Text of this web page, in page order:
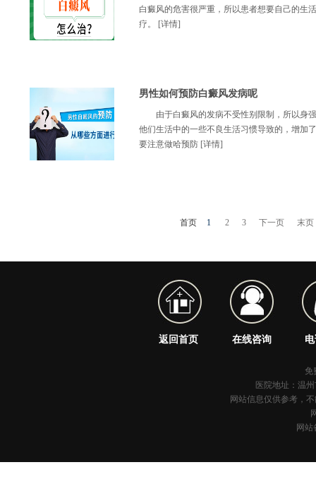
白癜风的危害很严重，所以患者想要自己的生
疗。
[详情]
男性如何预防白癜风发病呢
由于白癜风的发病不受性别限制，所以身
他们生活中的一些不良生活习惯导致的，增加
要注意做哈预防 [详情]
首页 1 2 3 下一页 末页
返回首页 在线咨询
免
医院地址：温
网站信息仅供参考，
网站